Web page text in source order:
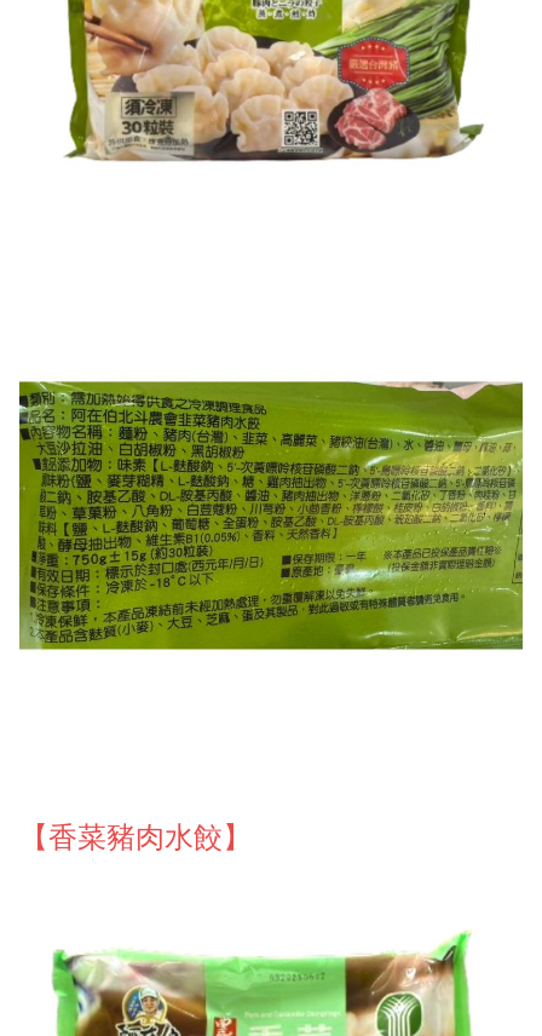
【香菜豬肉水餃】